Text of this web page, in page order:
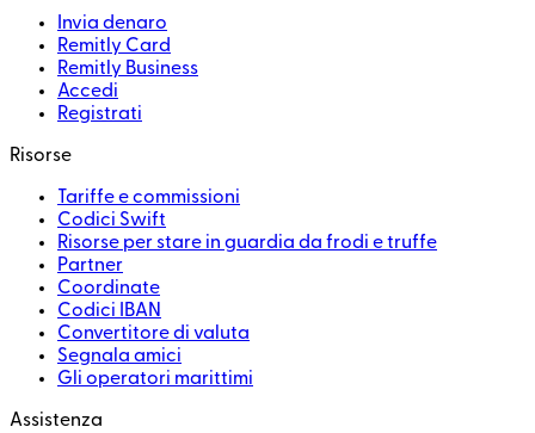
Invia denaro
Remitly Card
Remitly Business
Accedi
Registrati
Risorse
Tariffe e commissioni
Codici Swift
Risorse per stare in guardia da frodi e truffe
Partner
Coordinate
Codici IBAN
Convertitore di valuta
Segnala amici
Gli operatori marittimi
Assistenza